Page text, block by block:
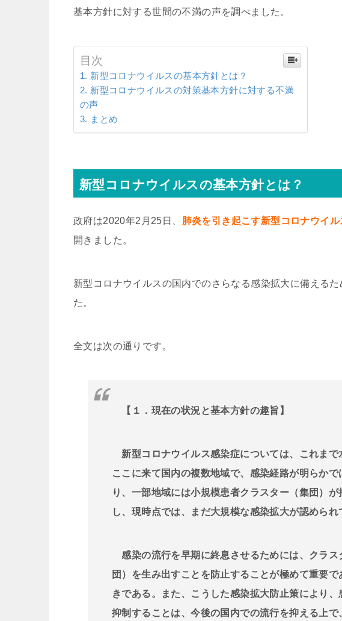
基本方針に対する世間の不満の声を調べました。
目次
新型コロナウイルスの基本方針とは？
新型コロナウイルスの対策基本方針に対する不満
の声
まとめ
新型コロナウイルスの基本方針とは？
政府は2020年2月25日、 肺炎を引き起こす新型コロナウイ
開きました。
新型コロナウイルスの国内でのさらなる感染拡大に備える
た。
全文は次の通りです。
【１．現在の状況と基本方針の趣旨】
新型コロナウイルス感染症については、これまで
ここに来て国内の複数地域で、感染経路が明らか
り、一部地域には小規模患者クラスター（集団）
し、現時点では、まだ大規模な感染拡大が認められ
感染の流行を早期に終息させるためには、クラス
団）を生み出すことを防止することが極めて重要
きである。また、こうした感染拡大防止策により
抑制することは、今後の国内での流行を抑える上で